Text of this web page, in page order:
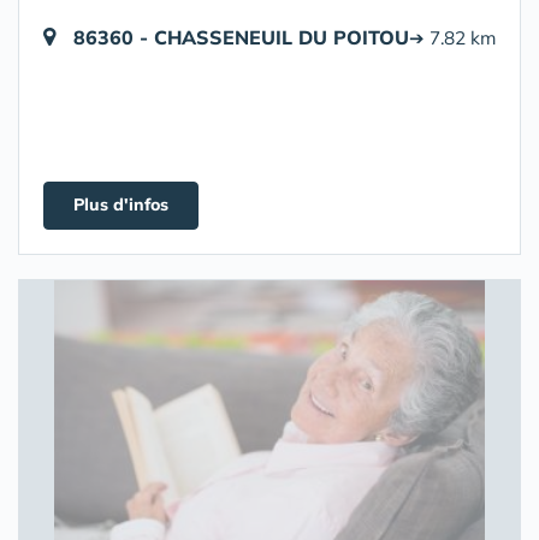
86360 - CHASSENEUIL DU POITOU➔ 7.82 km
Plus d'infos